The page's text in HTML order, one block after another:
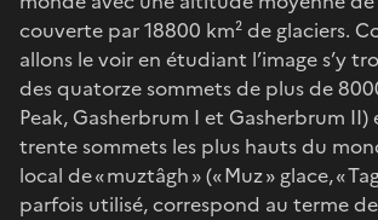
couverte par 18800 km² de glaciers.
allons le voir en étudiant l’image s’y
des quatorze sommets de plus de
Peak, Gasherbrum I et Gasherbrum II)
trente sommets les plus hauts du
local de « muztâgh » (« Muz » glace, «
parfois utilisé, correspond au terme